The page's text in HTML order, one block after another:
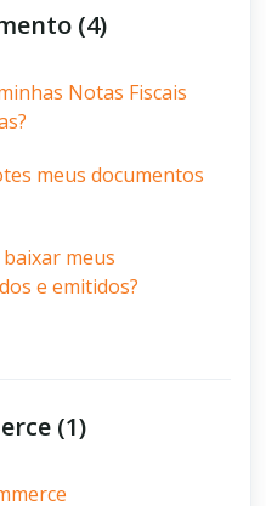
(4)
Notas Fiscais
meus documentos
meus
e emitidos?
(1)